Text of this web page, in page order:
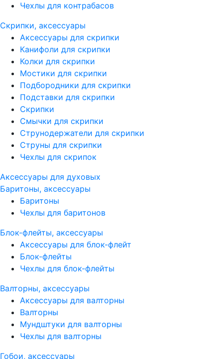
Чехлы для контрабасов
Скрипки, аксессуары
Аксессуары для скрипки
Канифоли для скрипки
Колки для скрипки
Мостики для скрипки
Подбородники для скрипки
Подставки для скрипки
Скрипки
Смычки для скрипки
Струнодержатели для скрипки
Струны для скрипки
Чехлы для скрипок
Аксессуары для духовых
Баритоны, аксессуары
Баритоны
Чехлы для баритонов
Блок-флейты, аксессуары
Аксессуары для блок-флейт
Блок-флейты
Чехлы для блок-флейты
Валторны, аксессуары
Аксессуары для валторны
Валторны
Мундштуки для валторны
Чехлы для валторны
Гобои, аксессуары